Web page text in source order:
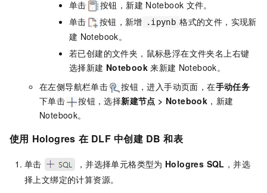
单击
按钮，新建 Notebook 文件。
单击
按钮，新增 .ipynb 格式的文件，实现新
建 Notebook。
若已创建的文件夹，鼠标悬浮在文件夹名上右键
选择新建 Notebook 来新建 Notebook。
在左侧导航栏单击
按钮，进入手动页面，在手动任务
下单击
按钮，选择新建节点 > Notebook ，新建
Notebook。
使用 Hologres 在 DLF 中创建 DB 和表
单击 ，并选择单元格类型为 Hologres SQL ，并选
择上文绑定的计算资源。